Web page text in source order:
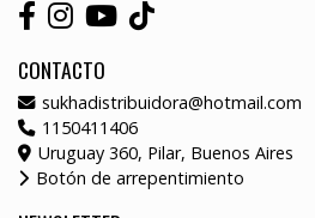
CONTACTO
sukhadistribuidora@hotmail.com
1150411406
Uruguay 360, Pilar, Buenos Aires
Botón de arrepentimiento